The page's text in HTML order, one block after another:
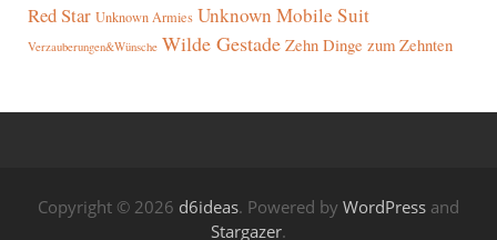
Red Star Unknown Armies Unknown Mobile Suit
Verzauberungen&Wünsche Wilde Gestade Zehn Dinge zum Zehnten
Copyright © 2026 d6ideas. Powered by WordPress and
Stargazer.